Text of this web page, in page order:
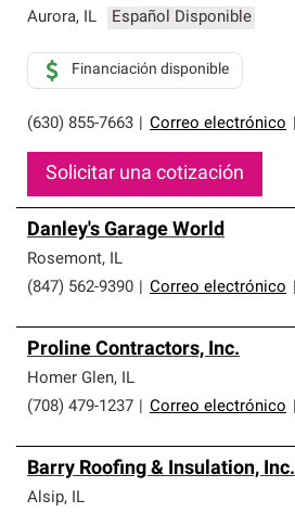
Aurora, IL Español Disponible
(630) 855-7663 Correo electrónico
Financiación disponible
Solicitar una cotización
Danley's Garage World
Rosemont, IL
(847) 562-9390
Correo electrónico
Proline Contractors, Inc.
Homer Glen, IL
(708) 479-1237
Correo electrónico
Barry Roofing & Insulation, Inc.
Alsip, IL